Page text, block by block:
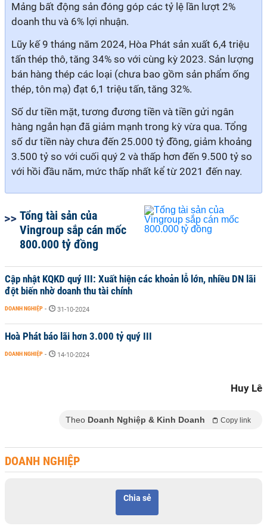
Mảng bất động sản đóng góp các tỷ lệ lần lượt 2%
doanh thu và 6% lợi nhuận.
Lũy kế 9 tháng năm 2024, Hòa Phát sản xuất 6,4 triệu
tấn thép thô, tăng 34% so với cùng kỳ 2023. Sản lượng
bán hàng thép các loại (chưa bao gồm sản phẩm ống
thép, tôn mạ) đạt 6,1 triệu tấn, tăng 32%.
Số dư tiền mặt, tương đương tiền và tiền gửi ngân
hàng ngắn hạn đã giảm mạnh trong kỳ vừa qua. Tổng
số dư tiền này chưa đến 25.000 tỷ đồng, giảm khoảng
3.500 tỷ so với cuối quý 2 và thấp hơn đến 9.500 tỷ so
với hồi đầu năm, mức thấp nhất kể từ 2021 đến nay.
Tổng tài sản của
Vingroup sắp cán mốc
800.000 tỷ đồng
Cập nhật KQKD quý III: Xuất hiện các khoản lỗ lớn, nhiều DN lãi
đột biến nhờ doanh thu tài chính
DOANH NGHIỆP - 31-10-2024
Hoà Phát báo lãi hơn 3.000 tỷ quý III
DOANH NGHIỆP - 14-10-2024
Huy Lê
Theo Doanh Nghiệp & Kinh Doanh Copy link
DOANH NGHIỆP
Chia sẻ